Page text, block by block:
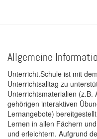
Allgemeine
Unterricht.Schule ist mit
Unterrichtsalltag zu
Unterrichtsmaterialien (z.B.
gehörigen interaktiven
Lernangebote)
Lernen in allen Fächern
und erleichtern. Aufgrund